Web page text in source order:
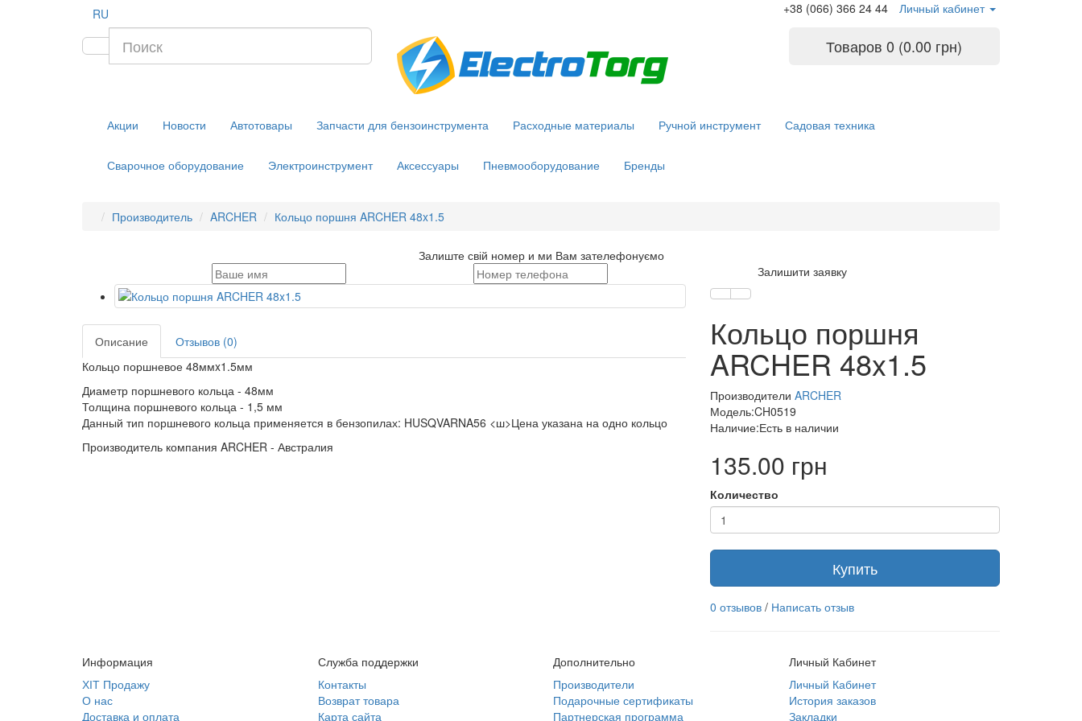
RU +38 (066) 366 24 44 Личный кабинет
Товаров 0 (0.00 грн)
Акции Новости Автотовары Запчасти для бензоинструмента Расходные материалы Ручной инструмент Садовая техника
Сварочное оборудование Электроинструмент Аксессуары Пневмооборудование Бренды
Производитель ARCHER Кольцо поршня ARCHER 48x1.5
Залиште свій номер и ми Вам зателефонуємо
Залишити заявку
Описание
Отзывов (0)
Кольцо поршневое 48ммx1.5мм
Диаметр поршневого кольца - 48мм
Толщина поршневого кольца - 1,5 мм
Данный тип поршневого кольца применяется в бензопилах: HUSQVARNA56 <ш>Цена указана на одно кольцо
Производитель компания ARCHER - Австралия
Кольцо поршня
ARCHER 48x1.5
Производители ARCHER
Модель:CH0519
Наличие:Есть в наличии
135.00 грн
Количество
Купить
0 отзывов / Написать отзыв
Информация
ХІТ Продажу
О нас
Доставка и оплата
Служба поддержки
Контакты
Возврат товара
Карта сайта
Дополнительно
Производители
Подарочные сертификаты
Партнерская программа
Личный Кабинет
Личный Кабинет
История заказов
Закладки